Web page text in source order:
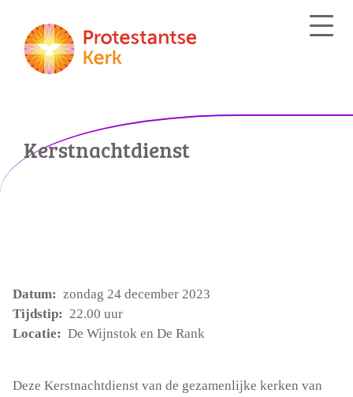
Kerstnachtdienst
Datum: zondag 24 december 2023
Tijdstip: 22.00 uur
Locatie: De Wijnstok en De Rank
Deze Kerstnachtdienst van de gezamenlijke kerken van